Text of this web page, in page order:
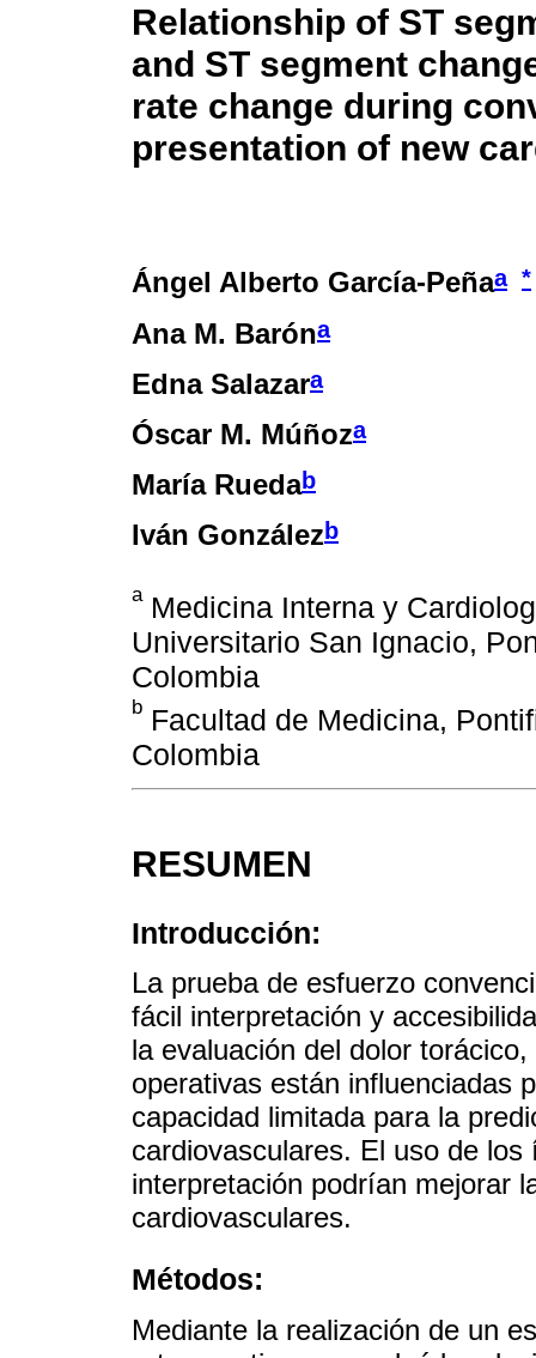
Relationship of ST
and ST segment
rate change during
presentation of new
Ángel Alberto García-Peñaa *
Ana M. Baróna
Edna Salazara
Óscar M. Múñoza
María Ruedab
Iván Gonzálezb
aMedicina Interna y
Universitario San Ignacio,
Colombia
b Facultad de Medicina,
Colombia
RESUMEN
Introducción:
La prueba de esfuerzo
fácil interpretación y
la evaluación del dolor
operativas están influenciadas
capacidad limitada para la
cardiovasculares. El uso de
interpretación podrían mejorar
cardiovasculares.
Métodos:
Mediante la realización de un